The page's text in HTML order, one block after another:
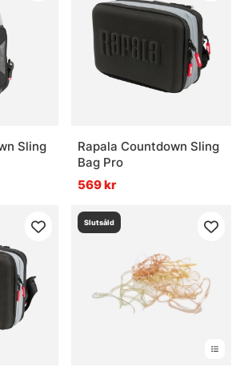
i butiken i Stockholm finns också råd
använda vid älven. Och den nya Fly
148 är väl värd ett besök för den som
håll och känna skillnaden mellan
drar igång på allvar.
om flugfiske
Sling
Rapala Countdown Sling
Bag Pro
569 kr
Slutsåld